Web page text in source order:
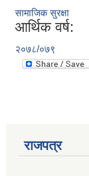
सामाजिक सुरक्षा
आर्थिक वर्ष:
२०७८/०७९
राजपत्र